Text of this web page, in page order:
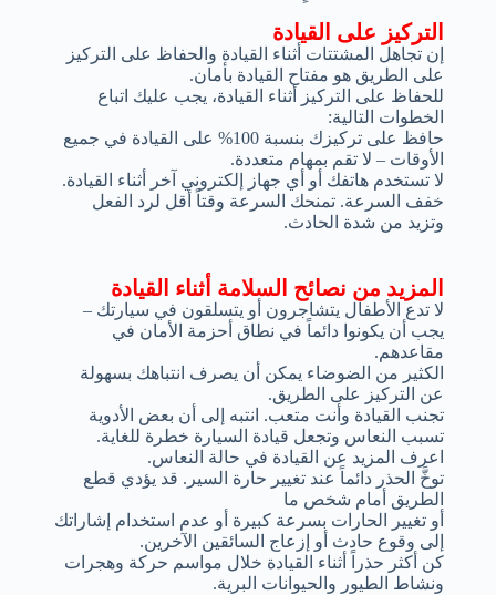
التركيز على القيادة
إن تجاهل المشتتات أثناء القيادة والحفاظ على التركيز
على الطريق هو مفتاح القيادة بأمان.
للحفاظ على التركيز أثناء القيادة، يجب عليك اتباع
الخطوات التالية:
حافظ على تركيزك بنسبة 100% على القيادة في جميع
الأوقات – لا تقم بمهام متعددة.
لا تستخدم هاتفك أو أي جهاز إلكتروني آخر أثناء القيادة.
خفف السرعة. تمنحك السرعة وقتاً أقل لرد الفعل
وتزيد من شدة الحادث.
المزيد من نصائح السلامة أثناء القيادة
لا تدع الأطفال يتشاجرون أو يتسلقون في سيارتك –
يجب أن يكونوا دائماً في نطاق أحزمة الأمان في
مقاعدهم.
الكثير من الضوضاء يمكن أن يصرف انتباهك بسهولة
عن التركيز على الطريق.
تجنب القيادة وأنت متعب. انتبه إلى أن بعض الأدوية
تسبب النعاس وتجعل قيادة السيارة خطرة للغاية.
اعرف المزيد عن القيادة في حالة النعاس.
توخَّ الحذر دائماً عند تغيير حارة السير. قد يؤدي قطع
الطريق أمام شخص ما
أو تغيير الحارات بسرعة كبيرة أو عدم استخدام إشاراتك
إلى وقوع حادث أو إزعاج السائقين الآخرين.
كن أكثر حذراً أثناء القيادة خلال مواسم حركة وهجرات
ونشاط الطيور والحيوانات البرية.